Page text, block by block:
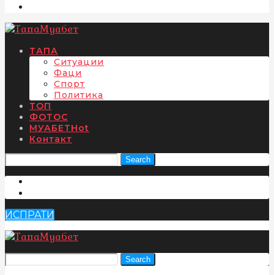
ТАПА
Ситуации
Фаци
Спорт
Политика
ТОП
ФОТОС
МУАБЕТHot
Контакт
Search
ИСПРАТИ
Search